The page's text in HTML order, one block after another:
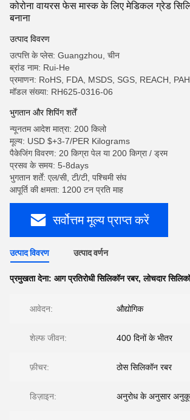
कोरोना वायरस फेस मास्क के लिए मेडिकल ग्रेड
बनाना
उत्पाद विवरण
उत्पत्ति के प्लेस: Guangzhou, चीन
ब्रांड नाम: Rui-He
प्रमाणन: RoHS, FDA, MSDS, SGS, REACH,
मॉडल संख्या: RH625-0316-06
भुगतान और शिपिंग शर्तें
न्यूनतम आदेश मात्रा: 200 किलो
मूल्य: USD $+3-7/PER Kilograms
पैकेजिंग विवरण: 20 किग्रा पेल या 200 किग्रा / ड्रम
प्रसव के समय: 5-8days
भुगतान शर्तें: एल/सी, टी/टी, पश्चिमी संघ
आपूर्ति की क्षमता: 1200 टन प्रति माह
सर्वोत्तम मूल्य प्राप्त करें
उत्पाद विवरण उत्पाद वर्णन
प्रमुखता देना: आग प्रतिरोधी सिलिकॉन रबर,लोचदार
आवेदन: औद्योगिक
शेल्फ जीवन: 400 दिनों के भीतर
फ़ीचर: ठोस सिलिकॉन रबर
डिज़ाइन: अनुरोध के अनुसार